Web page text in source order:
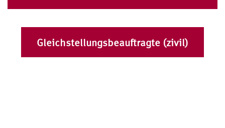
Gleichstellungsbeauftragte (zivil)